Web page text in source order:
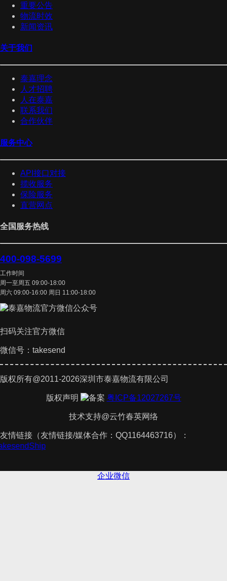
重要公告
物流时效
新闻资讯
关于我们
泰嘉理念
人才招聘
人在泰嘉
联系我们
合作伙伴
服务中心
API接口对接
揽收服务
保险服务
直营网点
全国服务热线
400-098-5699
工作时间
周一至周五 09:00-18:00
周六 09:00-16:00 周日 11:00-18:00
扫码关注官方微信
微信号：takesend
版权所有@2011-2026深圳市泰嘉物流有限公司
版权声明 粤ICP备12027267号
技术支持@云竹春英网络
友情链接（友情链接/媒体合作：QQ1164463716）：
企业微信